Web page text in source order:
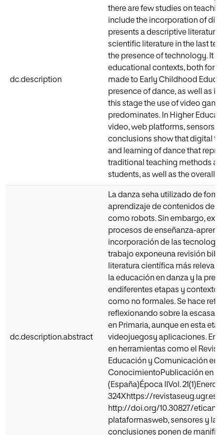
dc.description
there are few studies on
include the incorporation of
presents a descriptive
scientific literature in the last
the presence of technology. It
educational contexts, both
made to Early Childhood
presence of dance, as well as
this stage the use of video
predominates. In Higher
video, web platforms, sensors
conclusions show that digital
and learning of dance that
traditional teaching methods
students, as well as the overall
dc.description.abstract
La danza seha utilizado de
aprendizaje de contenidos de
como robots. Sin embargo,
procesos de enseñanza-
incorporación de las
trabajo exponeuna revisión
literatura científica más
la educación en danza y la
endiferentes etapas y
como no formales. Se hace
reflexionando sobre la escasa
en Primaria, aunque en esta
videojuegosy aplicaciones. En
en herramientas como el
Educación y Comunicación en
ConocimientoPublicación en
(España)Época IIVol.
324Xhttps://
http://doi.org/10.30827/
plataformasweb, sensores y la
conclusiones ponen de